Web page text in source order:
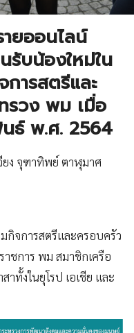
ยออนไลน์
รับน้องใหม่ใน
ารสตรีและ
รวง พม เมื่อ
ธ์ พ.ศ. 2564
ยง จุฑาทิพย์ ตาฬุมาศ
กิจการสตรีและครอบครัว
ชการ พม สมาชิกเครือ
ทั้งในยุโรป เอเชีย และ